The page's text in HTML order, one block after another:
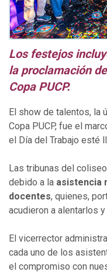
Los festejos
la proclamación
Copa PUCP.
El show de talentos, la
Copa PUCP, fue el
el Día del Trabajo esté
Las tribunas del
debido a la asistencia
docentes, quienes,
acudieron a alentarlos
El vicerrector
cada uno de los
el compromiso con